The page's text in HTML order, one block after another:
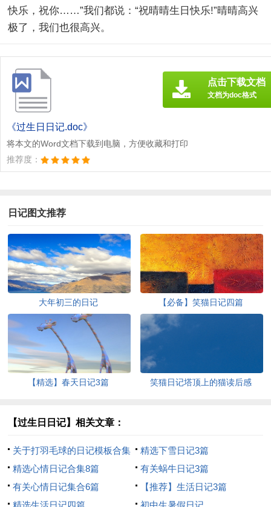
快乐，祝你……”我们都说：“祝晴晴生日快乐!”晴晴高兴
极了，我们也很高兴。
《过生日日记.doc》
将本文的Word文档下载到电脑，方便收藏和打印
推荐度：
点击下载文档
文档为doc格式
日记图文推荐
大年初三的日记 【必备】笑猫日记四篇
【精选】春天日记3篇 笑猫日记塔顶上的猫读后感
【过生日日记】相关文章：
关于打羽毛球的日记模板合集
八篇
精选下雪日记3篇
精选心情日记合集8篇
有关蜗牛日记3篇
有关心情日记集合6篇
【推荐】生活日记3篇
精选生活日记四篇
初中生暑假日记